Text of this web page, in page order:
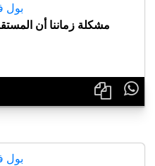
بول
مشكلة زماننا أن

بول